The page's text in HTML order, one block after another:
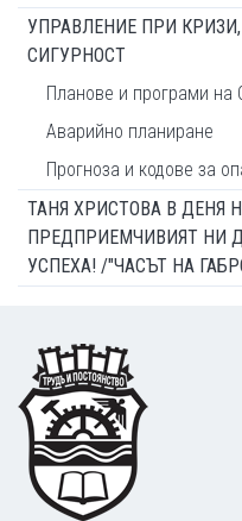
УПРАВЛЕНИЕ ПРИ
СИГУРНОСТ
Планове и програми на
Аварийно планиране
Прогноза и кодове за
ТАНЯ ХРИСТОВА В ДЕНЯ
ПРЕДПРИЕМЧИВИЯТ НИ
УСПЕХА! /"ЧАСЪТ НА
Footer